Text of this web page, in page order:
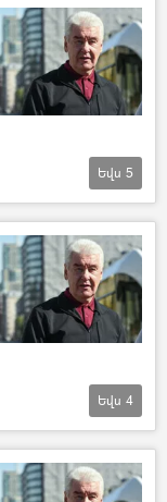
Դոնբասի պաշտպանություն. ՌԴ–ի ռազմական հատուկ գործողությունը Ուկրաինայում
Եվս 5
Եվս 4